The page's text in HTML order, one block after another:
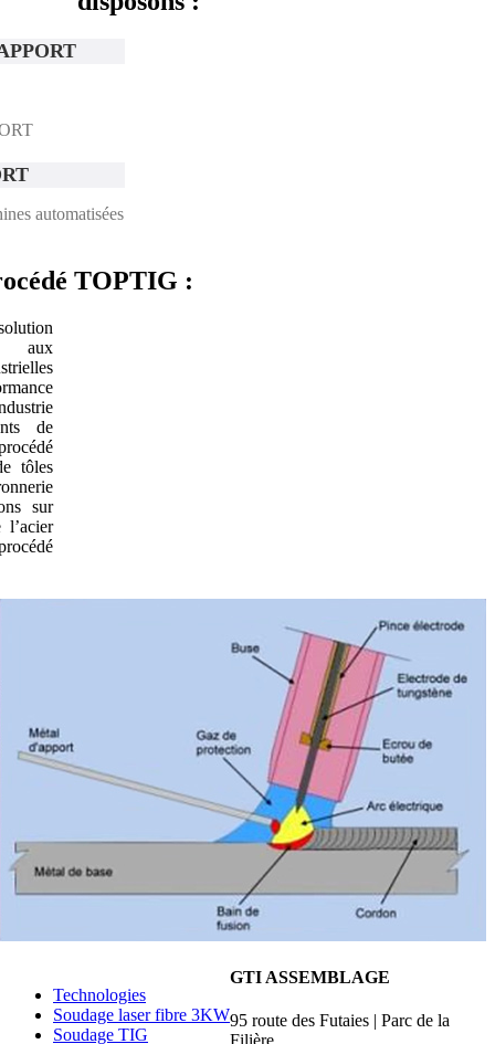
automatisées
TOPTIG :
aux
de
tôles
sur
Technologies
Soudage laser fibre 3KW
Soudage TIG
GTI ASSEMBLAGE
95 route des Futaies | Parc de la
Filière